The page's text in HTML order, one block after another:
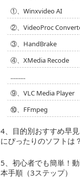
①、Winxvideo AI
②、VideoProc
③、HandBrake
④、XMedia Recode
………
⑨、VLC Media Player
⑩、FFmpeg
4、
目的別おすすめ早
にぴったりのソフトは？
5、 初心者でも簡単！
本手順（3ステップ）